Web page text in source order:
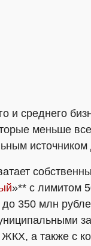
и среднего
меньше
источником
»** с лимитом
350 млн
а также с